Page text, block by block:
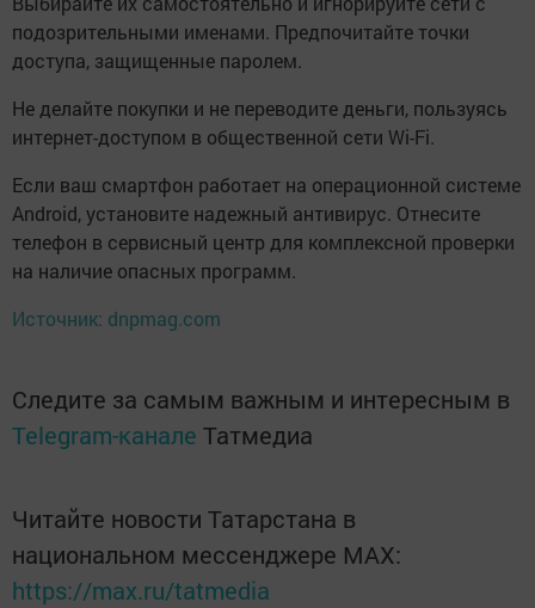
подозрительными именами. Предпочитайте точки
доступа, защищенные паролем.
Не делайте покупки и не переводите деньги, пользуясь
интернет-доступом в общественной сети Wi-Fi.
Если ваш смартфон работает на операционной системе
Android, установите надежный антивирус. Отнесите
телефон в сервисный центр для комплексной проверки
на наличие опасных программ.
Источник: dnpmag.com
Следите за самым важным и интересным в
Telegram-канале Татмедиа
Читайте новости Татарстана в
национальном мессенджере MАХ:
https://max.ru/tatmedia